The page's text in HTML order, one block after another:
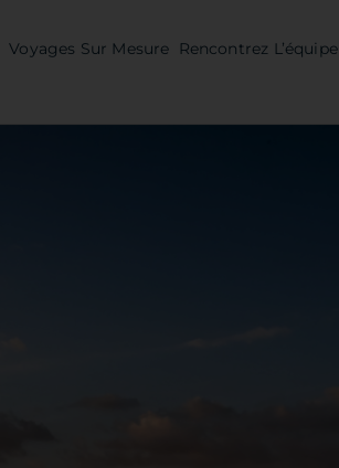
Voyages Sur Mesure Rencontrez L’équipe